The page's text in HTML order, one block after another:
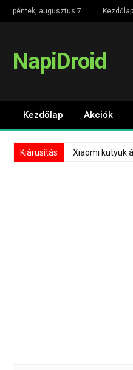
péntek, augusztus 7 Kezdőlap
NapiDroid
Kezdőlap Akciók
Kiárusítás Xiaomi kütyük